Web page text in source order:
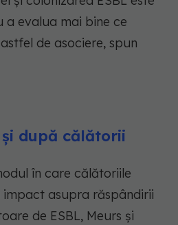
evalua mai bine ce
de asociere, spun
după călătorii
în care călătoriile
asupra răspândirii
de ESBL, Meurs și